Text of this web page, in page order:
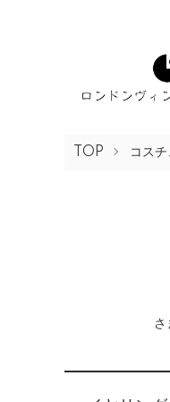
TOP コス
さ